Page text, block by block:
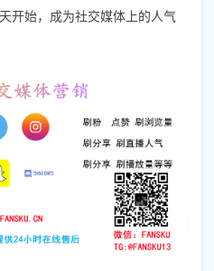
开始，成为社交媒体上的人气